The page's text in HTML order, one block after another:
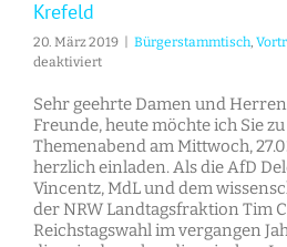
Krefeld
20. März 2019 Bürgerstammtisch
deaktiviertfür
und
Stammtisch
am
27.03.2019
in
Krefeld
Sehr geehrte Damen und
Freunde, heute möchte ich Sie
Themenabend am Mittwoch,
herzlich einladen. Als die AfD
Vincentz, MdL und dem
der NRW Landtagsfraktion Tim
Reichstagswahl im vergangen